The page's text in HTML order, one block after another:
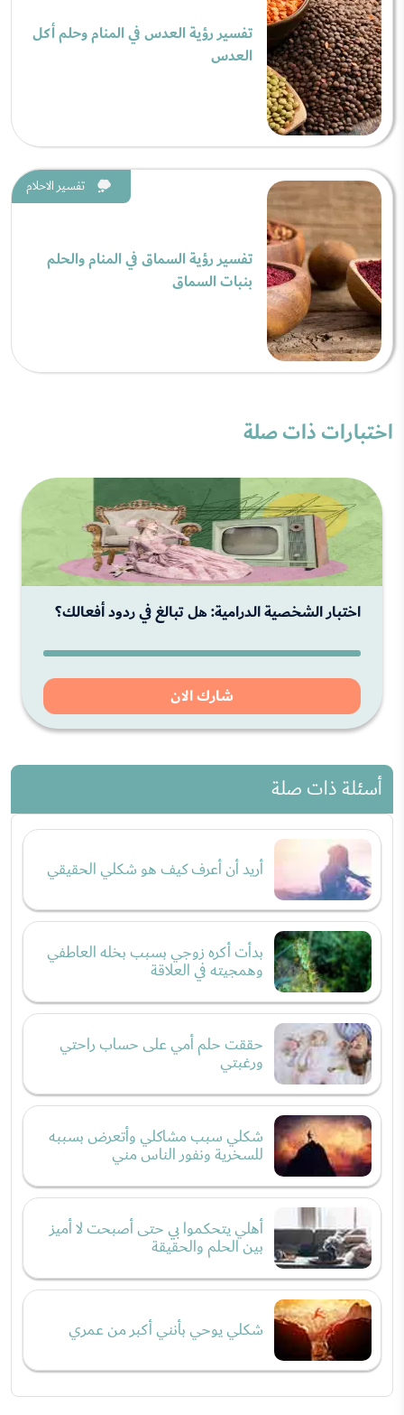
تفسير رؤية العدس في المنام وحلم أكل
العدس
تفسير الاحلام
تفسير رؤية السماق في المنام والحلم
بنبات السماق
اختبارات ذات صلة
اختبار الشخصية الدرامية: هل تبالغ في ردود أفعالك؟
شارك الان
أسئلة ذات صلة
أريد أن أعرف كيف هو شكلي الحقيقي
بدأت أكره زوجي بسبب بخله العاطفي
وهمجيته في العلاقة
حققت حلم أمي على حساب راحتي
ورغبتي
شكلي سبب مشاكلي وأتعرض بسببه
للسخرية ونفور الناس مني
أهلي يتحكموا بي حتى أصبحت لا أميز
بين الحلم والحقيقة
شكلي يوحي بأنني أكبر من عمري